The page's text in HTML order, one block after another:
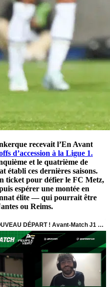
recevait l’En Avant
d’accession à la Ligue 1.
et le quatrième de
établi ces dernières saisons.
ticket pour défier le FC Metz,
espérer une montée en
élite — qui pourrait être
ou Reims.